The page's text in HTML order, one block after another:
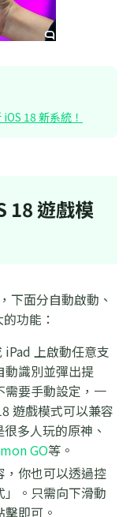
18 新系統！
18 遊戲模
下面分自動啟動、
功能：
上啟動任意支
識別並彈出提
需要手動設定，一
遊戲模式可以兼容
多人玩的原神、
GO等。
你也可以透過控
。只需向下滑動
即可。